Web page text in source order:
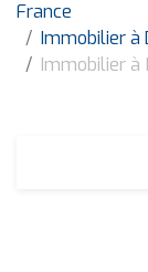
France
Immobilier à
Immobilier à